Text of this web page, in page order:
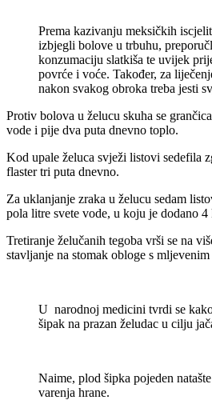
Prema kazivanju meksičkih
izbjegli bolove u trbuhu,
konzumaciju slatkiša te uvijek
povrće i voće. Također, za
nakon svakog obroka treba jesti
Protiv bolova u želucu skuha se
vode i pije dva puta dnevno toplo.
Kod upale želuca svježi listovi sedefila
flaster tri puta dnevno.
Za uklanjanje zraka u želucu sedam
pola litre svete vode, u koju je dodano
Tretiranje želučanih tegoba vrši se na
stavljanje na stomak obloge s
U narodnoj medicini tvrdi se
šipak na prazan želudac u cilju
Naime, plod šipka pojeden
varenja hrane.